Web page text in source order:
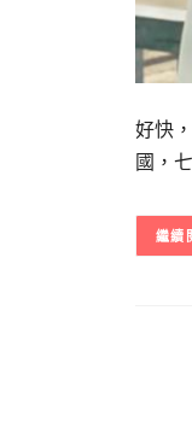
好快
國，